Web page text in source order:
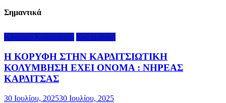
Σημαντικά
Κλασική Κολύμβηση Κολύμβηση
Η ΚΟΡΥΦΗ ΣΤΗΝ ΚΑΡΔΙΤΣΙΩΤΙΚΗ
ΚΟΛΥΜΒΗΣΗ ΕΧΕΙ ΟΝΟΜΑ : ΝΗΡΕΑΣ
ΚΑΡΔΙΤΣΑΣ
30 Ιουλίου, 202530 Ιουλίου, 2025